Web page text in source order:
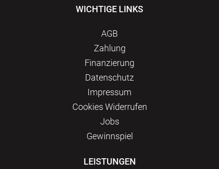
WICHTIGE LINKS
AGB
Zahlung
Finanzierung
Datenschutz
Impressum
Сookies Widerrufen
Jobs
Gewinnspiel
LEISTUNGEN